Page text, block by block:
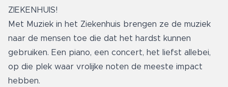
ZIEKENHUIS!
Met Muziek in het Ziekenhuis brengen ze de muziek
naar de mensen toe die dat het hardst kunnen
gebruiken. Een piano, een concert, het liefst allebei,
op die plek waar vrolijke noten de meeste impact
hebben.